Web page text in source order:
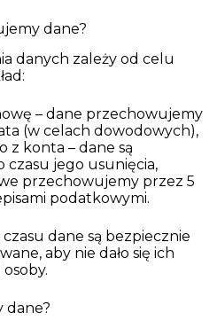
dane?
danych zależy od celu
– dane przechowujemy
(w celach dowodowych),
z konta – dane są
jego usunięcia,
przechowujemy przez 5
podatkowymi.
dane są bezpiecznie
aby nie dało się ich
dane?